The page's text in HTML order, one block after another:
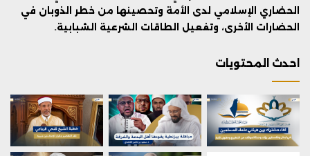
الحضاري الإسلامي لدى الأمة وتحصينها من خطر الذوبان في
الحضارات الأخرى، وتفعيل الطاقات الشرعية الشبابية.
احدث المحتويات